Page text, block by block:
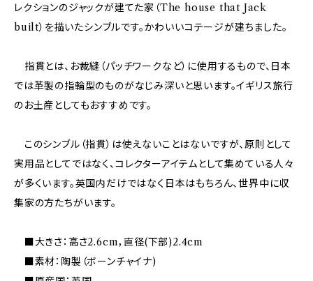
レクションのジャックが建てた家（The house that Jack
built）を描いたシンブルです。かわいいコテージが建ちました。
指貫とは、お裁縫（パッチワークなど）に使用するもので、日本
では革製の指輪型のものがなじみ深いと思います。イギリス旅行
のお土産としてもおすすめです。
このシンブル（指貫）は使えないことはないですが、原則として
実用品としてではなく、コレクターアイテムとして集めている人々
が多くいます。英国内だけではなく日本はもちろん、世界中に収
集家の方たちがいます。
■大きさ：高さ2.6cm，直径(下部)2.4cm
■素材：陶製（ボーンチャイナ)